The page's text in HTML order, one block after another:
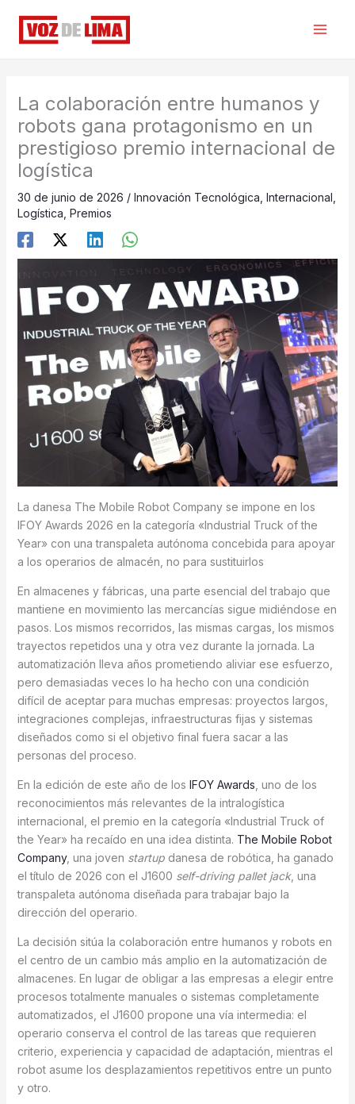
contenido
La colaboración entre humanos y
robots gana protagonismo en un
prestigioso premio internacional de
logística
30 de junio de 2026 / Innovación Tecnológica Internacional
Logística Premios
La danesa The Mobile Robot Company se impone en los
IFOY Awards 2026 en la categoría «Industrial Truck of the
Year» con una transpaleta autónoma concebida para apoyar
a los operarios de almacén, no para sustituirlos
En almacenes y fábricas, una parte esencial del trabajo que
mantiene en movimiento las mercancías sigue midiéndose en
pasos. Los mismos recorridos, las mismas cargas, los mismos
trayectos repetidos una y otra vez durante la jornada. La
automatización lleva años prometiendo aliviar ese esfuerzo,
pero demasiadas veces lo ha hecho con una condición
difícil de aceptar para muchas empresas: proyectos largos,
integraciones complejas, infraestructuras fijas y sistemas
diseñados como si el objetivo final fuera sacar a las
personas del proceso.
En la edición de este año de los IFOY Awards , uno de los
reconocimientos más relevantes de la intralogística
internacional, el premio en la categoría «Industrial Truck of
the Year» ha recaído en una idea distinta. The Mobile Robot
Company, una joven startupdanesa de robótica, ha ganado
el título de 2026 con el J1600 self-driving pallet jack, una
transpaleta autónoma diseñada para trabajar bajo la
dirección del operario.
La decisión sitúa la colaboración entre humanos y robots en
el centro de un cambio más amplio en la automatización de
almacenes. En lugar de obligar a las empresas a elegir entre
procesos totalmente manuales o sistemas completamente
automatizados, el J1600 propone una vía intermedia: el
operario conserva el control de las tareas que requieren
criterio, experiencia y capacidad de adaptación, mientras el
robot asume los desplazamientos repetitivos entre un punto
y otro.